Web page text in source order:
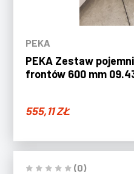
PEKA
PEKA Zestaw
frontów 600 mm
555,11ZŁ
(0)